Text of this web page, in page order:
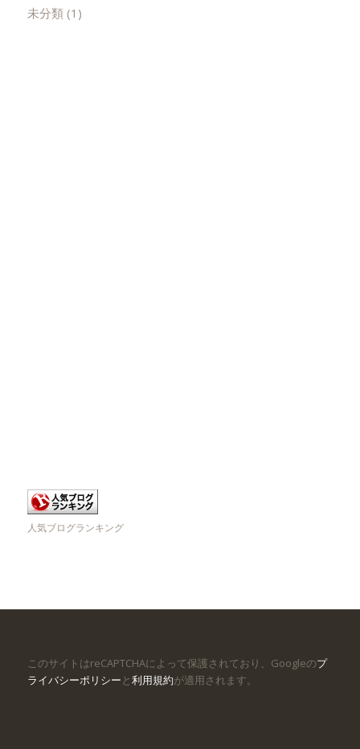
未分類(1)
人気ブログランキング
このサイトはreCAPTCHAによって保護されており、Googleのプ
ライバシーポリシーと利用規約が適用されます。